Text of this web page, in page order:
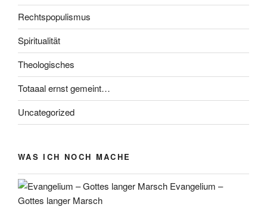
Rechtspopulismus
Spiritualität
Theologisches
Totaaal ernst gemeint…
Uncategorized
WAS ICH NOCH MACHE
Evangelium –
Gottes langer Marsch